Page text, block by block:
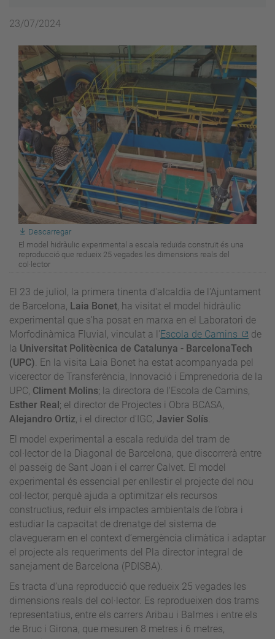
23/07/2024
Descarregar
El model hidràulic experimental a escala reduïda construït és una
reproducció que redueix 25 vegades les dimensions reals del
col·lector
El 23 de juliol, la primera tinenta d'alcaldia de l'Ajuntament
de Barcelona, Laia Bonet, ha visitat el model hidràulic
experimental que s'ha posat en marxa en el Laboratori de
Morfodinàmica Fluvial, vinculat a l'Escola de Camins
de
la Universitat Politècnica de Catalunya - BarcelonaTech
(UPC). En la visita Laia Bonet ha estat acompanyada pel
vicerector de Transferència, Innovació i Emprenedoria de la
UPC, Climent Molins; la directora de l'Escola de Camins,
Esther Real ; el director de Projectes i Obra BCASA,
Alejandro Ortiz, i el director d'IGC, Javier Solís.
El model experimental a escala reduïda del tram de
col·lector de la Diagonal de Barcelona, que discorrerà entre
el passeig de Sant Joan i el carrer Calvet. El model
experimental és essencial per enllestir el projecte del nou
col·lector, perquè ajuda a optimitzar els recursos
constructius, reduir els impactes ambientals de l’obra i
estudiar la capacitat de drenatge del sistema de
clavegueram en el context d’emergència climàtica i adaptar
el projecte als requeriments del Pla director integral de
sanejament de Barcelona (PDISBA).
Es tracta d’una reproducció que redueix 25 vegades les
dimensions reals del col·lector. Es reprodueixen dos trams
representatius, entre els carrers Aribau i Balmes i entre els
de Bruc i Girona, que mesuren 8 metres i 6 metres,